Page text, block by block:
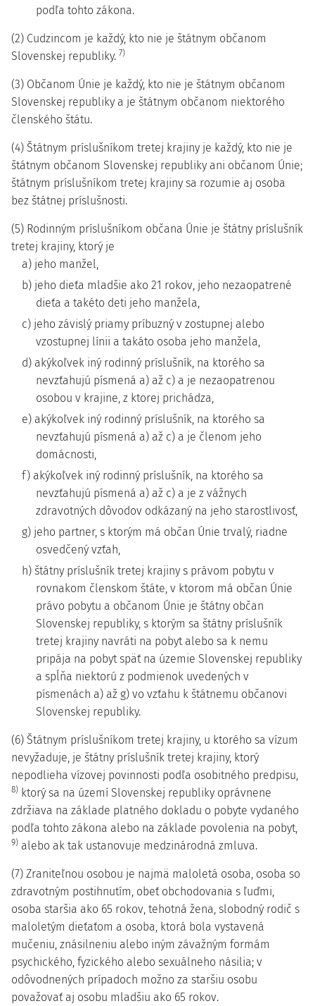
podľa tohto zákona.
(2) Cudzincom je každý, kto nie je štátnym občanom
Slovenskej republiky. 7)
(3) Občanom Únie je každý, kto nie je štátnym občanom
Slovenskej republiky a je štátnym občanom niektorého
členského štátu.
(4) Štátnym príslušníkom tretej krajiny je každý, kto nie je
štátnym občanom Slovenskej republiky ani občanom Únie;
štátnym príslušníkom tretej krajiny sa rozumie aj osoba
bez štátnej príslušnosti.
(5) Rodinným príslušníkom občana Únie je štátny príslušník
tretej krajiny, ktorý je
a) jeho manžel,
b) jeho dieťa mladšie ako 21 rokov, jeho nezaopatrené
dieťa a takéto deti jeho manžela,
c) jeho závislý priamy príbuzný v zostupnej alebo
vzostupnej línii a takáto osoba jeho manžela,
d) akýkoľvek iný rodinný príslušník, na ktorého sa
nevzťahujú písmená a) až c) a je nezaopatrenou
osobou v krajine, z ktorej prichádza,
e) akýkoľvek iný rodinný príslušník, na ktorého sa
nevzťahujú písmená a) až c) a je členom jeho
domácnosti,
f) akýkoľvek iný rodinný príslušník, na ktorého sa
nevzťahujú písmená a) až c) a je z vážnych
zdravotných dôvodov odkázaný na jeho starostlivosť,
g) jeho partner, s ktorým má občan Únie trvalý, riadne
osvedčený vzťah,
h) štátny príslušník tretej krajiny s právom pobytu v
rovnakom členskom štáte, v ktorom má občan Únie
právo pobytu a občanom Únie je štátny občan
Slovenskej republiky, s ktorým sa štátny príslušník
tretej krajiny navráti na pobyt alebo sa k nemu
pripája na pobyt späť na územie Slovenskej republiky
a spĺňa niektorú z podmienok uvedených v
písmenách a) až g) vo vzťahu k štátnemu občanovi
Slovenskej republiky.
(6) Štátnym príslušníkom tretej krajiny, u ktorého sa vízum
nevyžaduje, je štátny príslušník tretej krajiny, ktorý
nepodlieha vízovej povinnosti podľa osobitného predpisu,
8) ktorý sa na území Slovenskej republiky oprávnene
zdržiava na základe platného dokladu o pobyte vydaného
podľa tohto zákona alebo na základe povolenia na pobyt,
9) alebo ak tak ustanovuje medzinárodná zmluva.
(7) Zraniteľnou osobou je najmä maloletá osoba, osoba so
zdravotným postihnutím, obeť obchodovania s ľuďmi,
osoba staršia ako 65 rokov, tehotná žena, slobodný rodič s
maloletým dieťaťom a osoba, ktorá bola vystavená
mučeniu, znásilneniu alebo iným závažným formám
psychického, fyzického alebo sexuálneho násilia; v
odôvodnených prípadoch možno za staršiu osobu
považovať aj osobu mladšiu ako 65 rokov.